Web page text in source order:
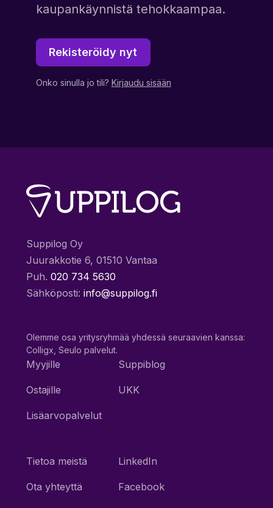
kaupankäynnistä tehokkaampaa.
Rekisteröidy nyt
Onko sinulla jo tili? Kirjaudu sisään
Suppilog Oy
Juurakkotie 6, 01510 Vantaa
Puh. 020 734 5630
Sähköposti: info@suppilog.fi
Olemme osa yritysryhmää yhdessä seuraavien kanssa:
Colligx, Seulo palvelut.
Myyjille
Ostajille
Lisäarvopalvelut
Suppiblog
UKK
Tietoa meistä
Ota yhteyttä
LinkedIn
Facebook